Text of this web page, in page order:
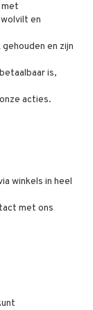
en
en zijn
is,
acties.
winkels in heel
met ons